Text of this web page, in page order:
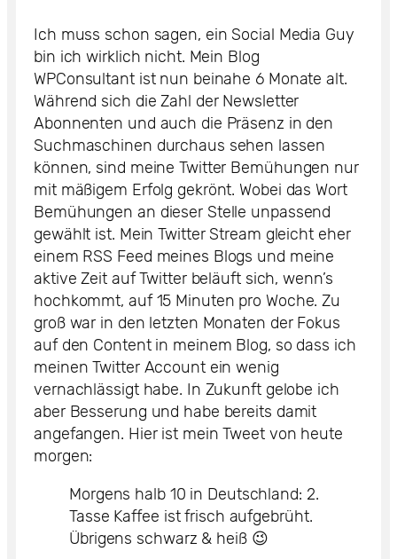
Ich muss schon sagen, ein Social Media Guy
bin ich wirklich nicht. Mein Blog
WPConsultant ist nun beinahe 6 Monate alt.
Während sich die Zahl der Newsletter
Abonnenten und auch die Präsenz in den
Suchmaschinen durchaus sehen lassen
können, sind meine Twitter Bemühungen nur
mit mäßigem Erfolg gekrönt. Wobei das Wort
Bemühungen an dieser Stelle unpassend
gewählt ist. Mein Twitter Stream gleicht eher
einem RSS Feed meines Blogs und meine
aktive Zeit auf Twitter beläuft sich, wenn’s
hochkommt, auf 15 Minuten pro Woche. Zu
groß war in den letzten Monaten der Fokus
auf den Content in meinem Blog, so dass ich
meinen Twitter Account ein wenig
vernachlässigt habe. In Zukunft gelobe ich
aber Besserung und habe bereits damit
angefangen. Hier ist mein Tweet von heute
morgen:
Morgens halb 10 in Deutschland: 2.
Tasse Kaffee ist frisch aufgebrüht.
Übrigens schwarz & heiß 😉